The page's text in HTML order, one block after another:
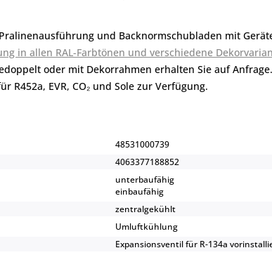
und Backnormschubladen mit
in allen RAL-Farbtönen und verschiedene
oder mit Dekorrahmen erhalten Sie auf
R452a, EVR, CO₂ und Sole zur Verfügung.
48531000739
4063377188852
unterbaufähig
einbaufähig
zentralgekühlt
Umluftkühlung
Expansionsventil für R-134a